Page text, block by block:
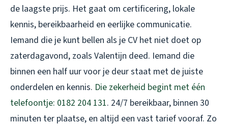
de laagste prijs. Het gaat om certificering, lokale
kennis, bereikbaarheid en eerlijke communicatie.
Iemand die je kunt bellen als je CV het niet doet op
zaterdagavond, zoals Valentijn deed. Iemand die
binnen een half uur voor je deur staat met de juiste
onderdelen en kennis. Die zekerheid begint met één
telefoontje: 0182 204 131. 24/7 bereikbaar, binnen 30
minuten ter plaatse, en altijd een vast tarief vooraf. Zo